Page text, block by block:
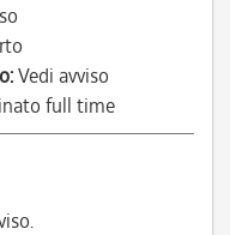
Vedi avviso
full time